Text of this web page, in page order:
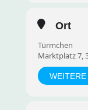
Aktuelle
Ort
Türmchen
Marktplatz 7,